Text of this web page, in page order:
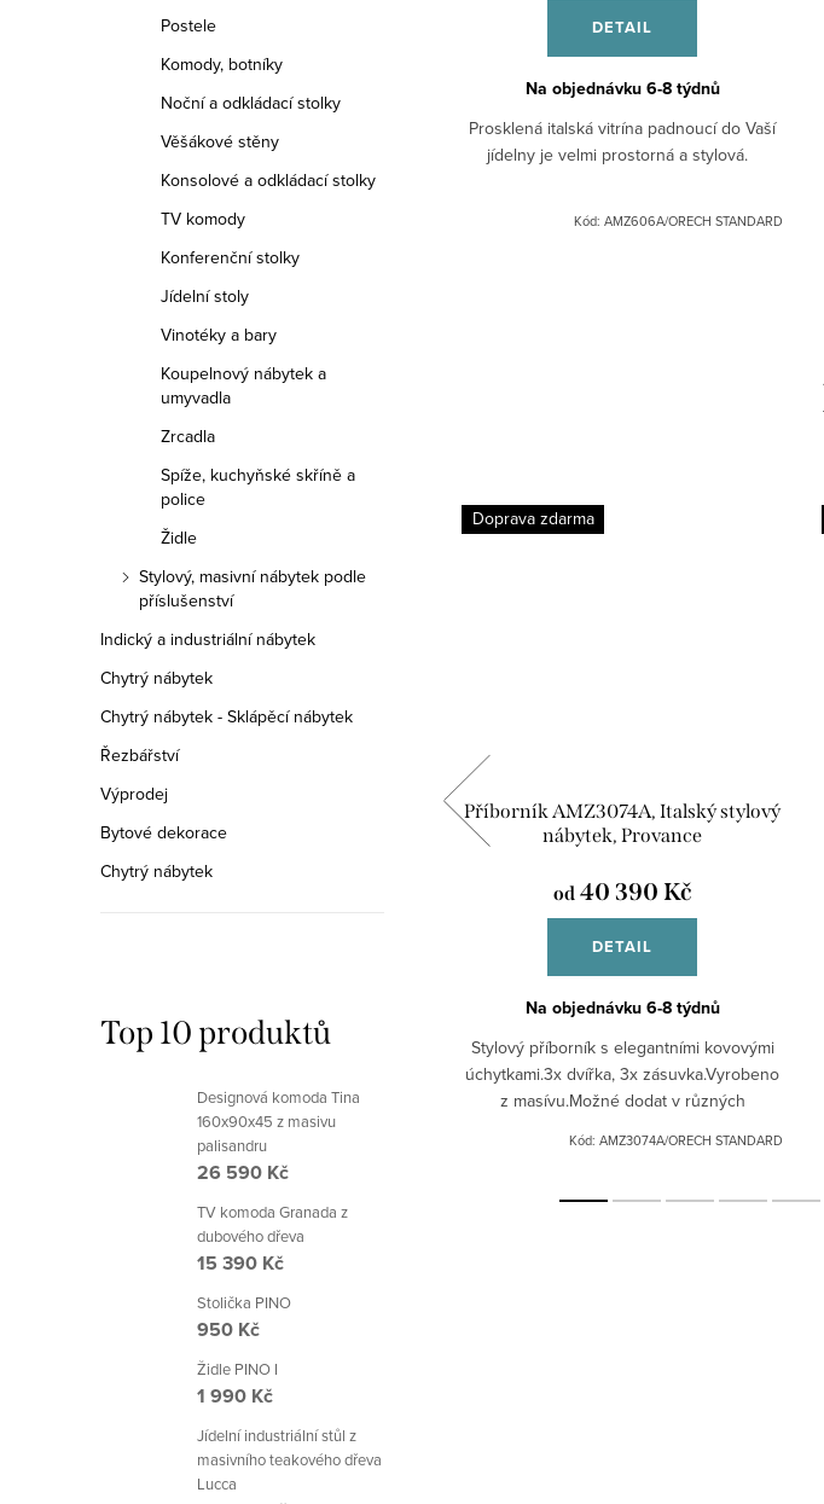
Postele
Komody, botníky
Noční a odkládací stolky
Věšákové stěny
Konsolové a odkládací stolky
TV komody
Konferenční stolky
Jídelní stoly
Vinotéky a bary
Koupelnový nábytek a
umyvadla
Zrcadla
Spíže, kuchyňské skříně a
police
Židle
Stylový, masivní nábytek podle
příslušenství
Indický a industriální nábytek
Chytrý nábytek
Chytrý nábytek - Sklápěcí nábytek
Řezbářství
Výprodej
Bytové dekorace
Chytrý nábytek
Top 10 produktů
Designová komoda Tina
160x90x45 z masivu
palisandru
26 590 Kč
TV komoda Granada z
dubového dřeva
15 390 Kč
Stolička PINO
950 Kč
Židle PINO I
1 990 Kč
Jídelní industriální stůl z
masivního teakového dřeva
Lucca
DETAIL
Na objednávku 6-8 týdnů
Prosklená italská vitrína padnoucí do Vaší
jídelny je velmi prostorná a stylová.
Kód: AMZ606A/ORECH STANDARD
Psací stůl AMZ3106A, Italský stylový
nábytek, provance
Stylový psací stůl z masívu, velmi jemně
Možné dodat v různých odstínech: bílá
patina, černá patina, ořech.Pro jiná barevná
provedení...
Kód:AMZ3106A/ORECH STANDARD
Doprava zdarma
Příborník AMZ3074A, Italský stylový
nábytek, Provance
od 40 390 Kč
DETAIL
Na objednávku 6-8 týdnů
Stylový příborník s elegantními kovovými
úchytkami.3x dvířka, 3x zásuvka.Vyrobeno
z masívu.Možné dodat v různých
ořech.Pro jiná barevná...
Kód: AMZ3074A/ORECH STANDARD